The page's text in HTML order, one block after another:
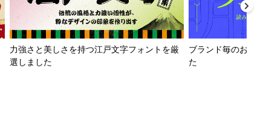
力強さと美しさを持つ江戸文字フォントを厳
選しました
ブランド毎のおす
た